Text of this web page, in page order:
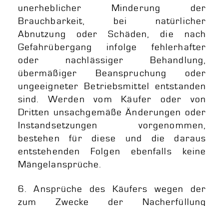
unerheblicher Minderung der
Brauchbarkeit, bei natürlicher
Abnutzung oder Schäden, die nach
Gefahrübergang infolge fehlerhafter
oder nachlässiger Behandlung,
übermäßiger Beanspruchung oder
ungeeigneter Betriebsmittel entstanden
sind. Werden vom Käufer oder von
Dritten unsachgemäße Änderungen oder
Instandsetzungen vorgenommen,
bestehen für diese und die daraus
entstehenden Folgen ebenfalls keine
Mängelansprüche.
6. Ansprüche des Käufers wegen der
zum Zwecke der Nacherfüllung